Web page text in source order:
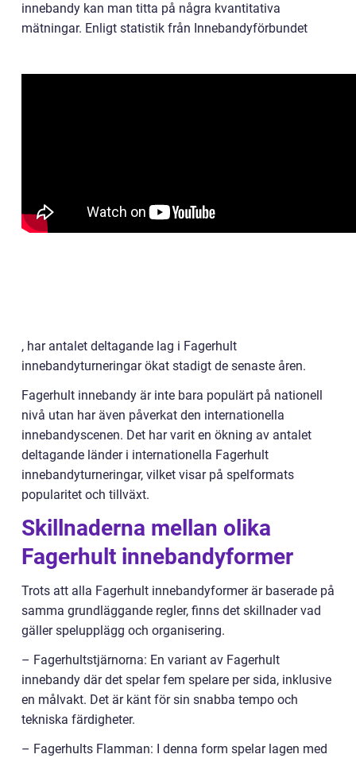
innebandy kan man titta på några kvantitativa
mätningar. Enligt statistik från Innebandyförbundet
, har antalet deltagande lag i Fagerhult
innebandyturneringar ökat stadigt de senaste åren.
Fagerhult innebandy är inte bara populärt på nationell
nivå utan har även påverkat den internationella
innebandyscenen. Det har varit en ökning av antalet
deltagande länder i internationella Fagerhult
innebandyturneringar, vilket visar på spelformats
popularitet och tillväxt.
Skillnaderna mellan olika
Fagerhult innebandyformer
Trots att alla Fagerhult innebandyformer är baserade på
samma grundläggande regler, finns det skillnader vad
gäller spelupplägg och organisering.
– Fagerhultstjärnorna: En variant av Fagerhult
innebandy där det spelar fem spelare per sida, inklusive
en målvakt. Det är känt för sin snabba tempo och
tekniska färdigheter.
– Fagerhults Flamman: I denna form spelar lagen med